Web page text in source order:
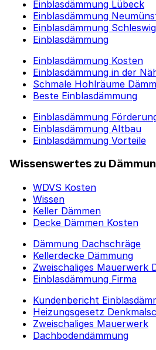
Einblasdämmung Lübeck
Einblasdämmung
Einblasdämmung
Einblasdämmung
Einblasdämmung Kosten
Einblasdämmung in der
Schmale Hohlräume
Beste Einblasdämmung
Einblasdämmung
Einblasdämmung Altbau
Einblasdämmung Vorteile
Wissenswertes zu
WDVS Kosten
Wissen
Keller Dämmen
Decke Dämmen Kosten
Dämmung Dachschräge
Kellerdecke Dämmung
Zweischaliges Mauerwerk
Einblasdämmung Firma
Kundenbericht
Heizungsgesetz
Zweischaliges Mauerwerk
Dachbodendämmung